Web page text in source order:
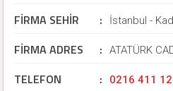
FİRMA SEHİR : İstanbul -
FİRMA ADRES : ATATÜRK
TELEFON : 0216 411